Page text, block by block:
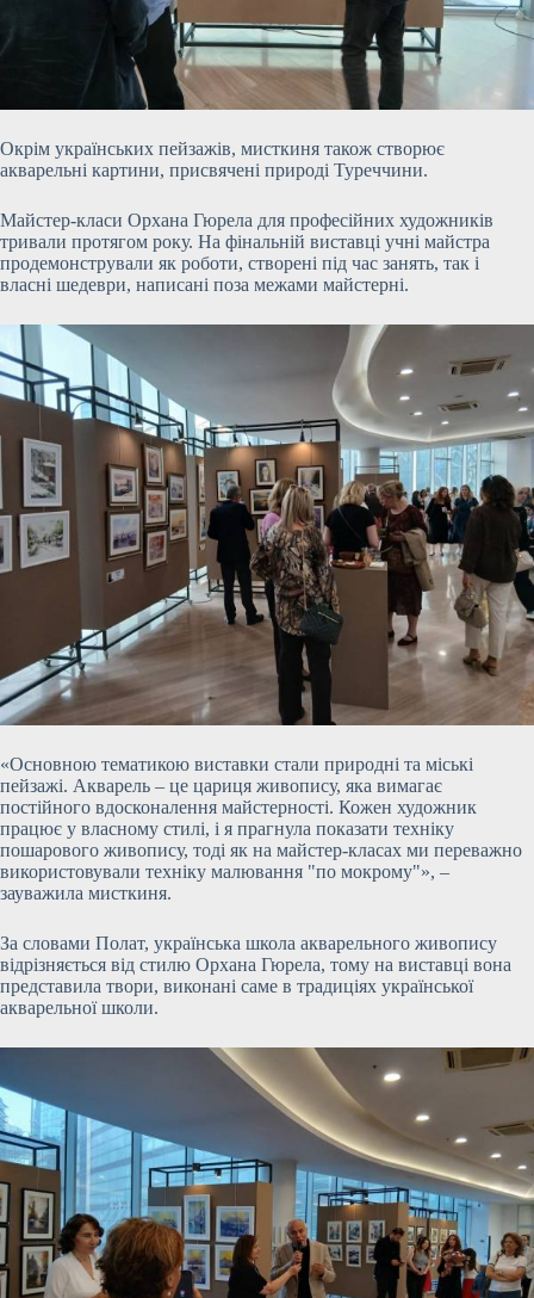
Окрім українських пейзажів, мисткиня також створює
акварельні картини, присвячені природі Туреччини.
Майстер-класи Орхана Гюрела для професійних художників
тривали протягом року. На фінальній виставці учні майстра
продемонстрували як роботи, створені під час занять, так і
власні шедеври, написані поза межами майстерні.
«Основною тематикою виставки стали природні та міські
пейзажі. Акварель – це цариця живопису, яка вимагає
постійного вдосконалення майстерності. Кожен художник
працює у власному стилі, і я прагнула показати техніку
пошарового живопису, тоді як на майстер-класах ми переважно
використовували техніку малювання "по мокрому"», –
зауважила мисткиня.
За словами Полат, українська школа акварельного живопису
відрізняється від стилю Орхана Гюрела, тому на виставці вона
представила твори, виконані саме в традиціях української
акварельної школи.